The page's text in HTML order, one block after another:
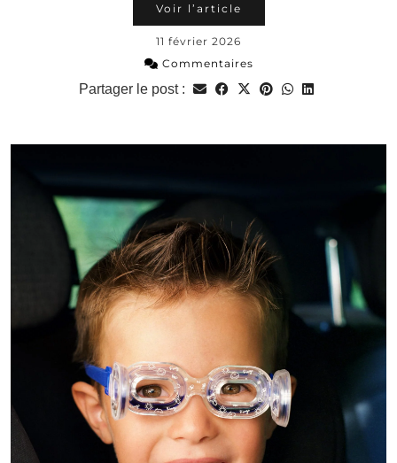
Voir l’article
11 février 2026
Commentaires
Partager le post :